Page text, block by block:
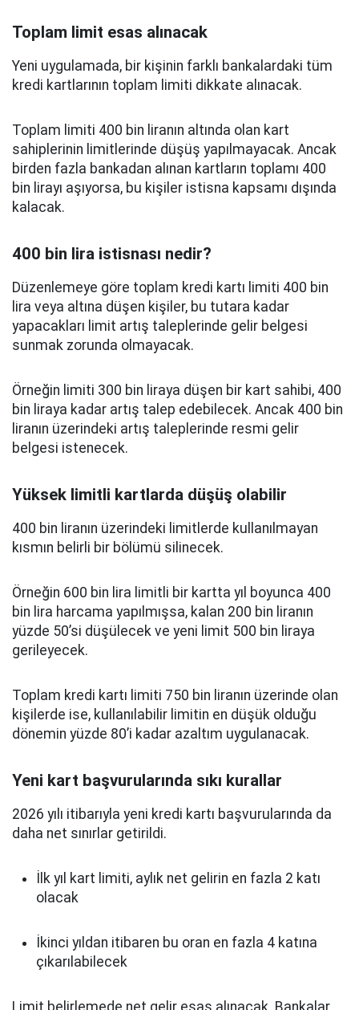
Toplam limit esas alınacak
Yeni uygulamada, bir kişinin farklı bankalardaki tüm
kredi kartlarının toplam limiti dikkate alınacak.
Toplam limiti 400 bin liranın altında olan kart
sahiplerinin limitlerinde düşüş yapılmayacak. Ancak
birden fazla bankadan alınan kartların toplamı 400
bin lirayı aşıyorsa, bu kişiler istisna kapsamı dışında
kalacak.
400 bin lira istisnası nedir?
Düzenlemeye göre toplam kredi kartı limiti 400 bin
lira veya altına düşen kişiler, bu tutara kadar
yapacakları limit artış taleplerinde gelir belgesi
sunmak zorunda olmayacak.
Örneğin limiti 300 bin liraya düşen bir kart sahibi, 400
bin liraya kadar artış talep edebilecek. Ancak 400 bin
liranın üzerindeki artış taleplerinde resmi gelir
belgesi istenecek.
Yüksek limitli kartlarda düşüş olabilir
400 bin liranın üzerindeki limitlerde kullanılmayan
kısmın belirli bir bölümü silinecek.
Örneğin 600 bin lira limitli bir kartta yıl boyunca 400
bin lira harcama yapılmışsa, kalan 200 bin liranın
yüzde 50’si düşülecek ve yeni limit 500 bin liraya
gerileyecek.
Toplam kredi kartı limiti 750 bin liranın üzerinde olan
kişilerde ise, kullanılabilir limitin en düşük olduğu
dönemin yüzde 80’i kadar azaltım uygulanacak.
Yeni kart başvurularında sıkı kurallar
2026 yılı itibarıyla yeni kredi kartı başvurularında da
daha net sınırlar getirildi.
İlk yıl kart limiti, aylık net gelirin en fazla 2 katı
olacak
İkinci yıldan itibaren bu oran en fazla 4 katına
çıkarılabilecek
Limit belirlemede net gelir esas alınacak. Bankalar